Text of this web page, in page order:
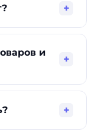
сайта и
+
делаем сами и
свои
ТЗ.
рамках
и
+
описания
запросы.
+